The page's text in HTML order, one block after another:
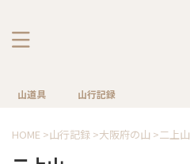
山道具 山行記録
HOME >山行記録 >大阪府の山 >二上山